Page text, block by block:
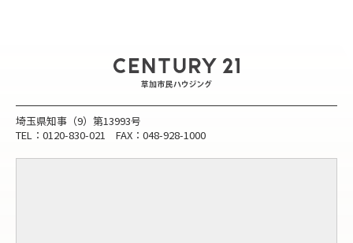
埼玉県知事（9）第13993号
TEL：0120-830-021 FAX：048-928-1000